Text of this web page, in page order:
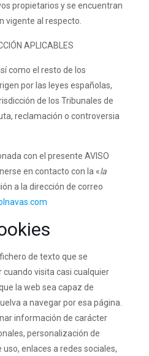
propietarios y se encuentran
vigente al respecto.
APLICABLES
como el resto de los
por las leyes españolas,
de los Tribunales de
reclamación o controversia
con el presente AVISO
en contacto con la «la
a la dirección de correo
de texto que se
visita casi cualquier
la web sea capaz de
a navegar por esa página.
información de carácter
personalización de
enlaces a redes sociales,